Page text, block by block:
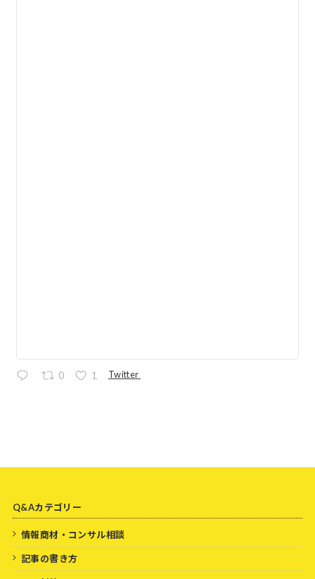
0 1 Twitter
Q&Aカテゴリー
情報商材・コンサル相談
記事の書き方